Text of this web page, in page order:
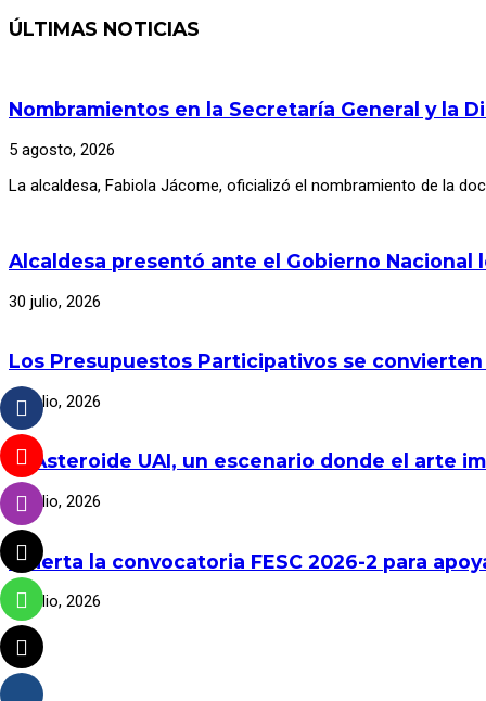
ÚLTIMAS NOTICIAS
Nombramientos en la Secretaría General y la
5 agosto, 2026
La alcaldesa, Fabiola Jácome, oficializó el nombramiento de la
Alcaldesa presentó ante el Gobierno
30 julio, 2026
Los Presupuestos Participativos se convierten
30 julio, 2026
El Asteroide UAI, un escenario donde el arte
30 julio, 2026
Abierta la convocatoria FESC 2026-2 para
30 julio, 2026